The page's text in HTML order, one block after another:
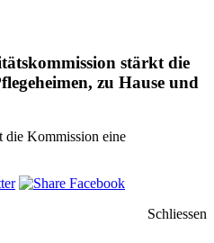
stärkt die
zu Hause und
die Kommission eine
Schliessen